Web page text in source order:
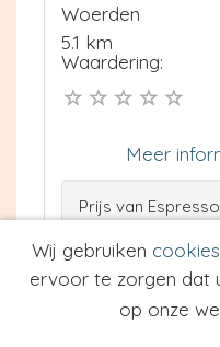
Woerden
5.1 km
Waardering:
Meer
Prijs van Espresso
Wij gebruiken cookies
ervoor te zorgen dat
op onze